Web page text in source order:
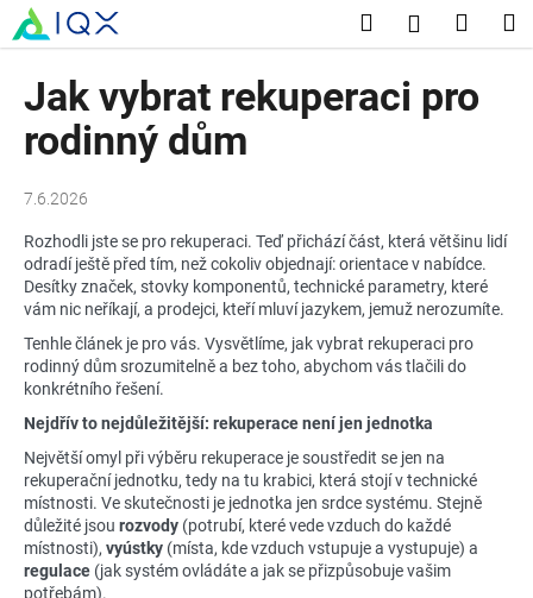
Přejít
na
obsah
HledatPřihlášení
Jak vybrat rekuperaci pro
rodinný dům
7.6.2026
Rozhodli jste se pro rekuperaci. Teď přichází část, která většinu lidí
odradí ještě před tím, než cokoliv objednají: orientace v nabídce.
Desítky značek, stovky komponentů, technické parametry, které
vám nic neříkají, a prodejci, kteří mluví jazykem, jemuž nerozumíte.
Tenhle článek je pro vás. Vysvětlíme, jak vybrat rekuperaci pro
rodinný dům srozumitelně a bez toho, abychom vás tlačili do
konkrétního řešení.
Nejdřív to nejdůležitější: rekuperace není jen jednotka
Největší omyl při výběru rekuperace je soustředit se jen na
rekuperační jednotku, tedy na tu krabici, která stojí v technické
místnosti. Ve skutečnosti je jednotka jen srdce systému. Stejně
důležité jsou rozvody (potrubí, které vede vzduch do každé
místnosti), vyústky (místa, kde vzduch vstupuje a vystupuje) a
regulace (jak systém ovládáte a jak se přizpůsobuje vašim
potřebám).
o
C
o
p
t
ř
e
b
u
j
e
t
e
n
a